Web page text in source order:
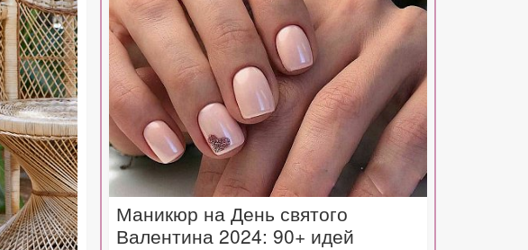
Маникюр на День святого
Валентина 2024: 90+ идей